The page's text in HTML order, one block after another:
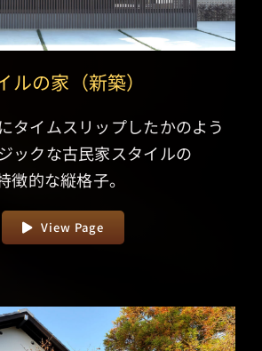
ルの家（新築）
タイムスリップしたかのよう
ックな古民家スタイルの
徴的な縦格子。
View Page